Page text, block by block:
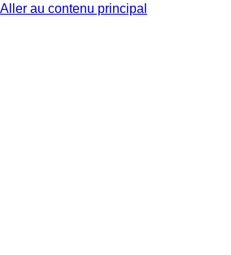
Aller au contenu principal